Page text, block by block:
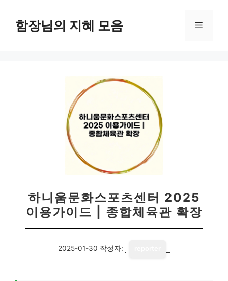
함장님의 지혜 모음 메
하니움문화스포츠센터 2025
이용가이드 | 종합체육관 확장
2025-01-30 작성자: